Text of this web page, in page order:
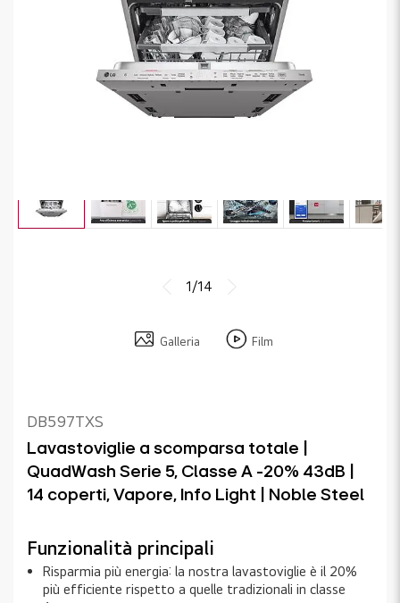
1/14
Galleria Film
DB597TXS
Lavastoviglie a scomparsa totale |
QuadWash Serie 5, Classe A -20% 43dB |
14 coperti, Vapore, Info Light | Noble Steel
Funzionalità principali
Risparmia più energia: la nostra lavastoviglie è il 20%
più efficiente rispetto a quelle tradizionali in classe